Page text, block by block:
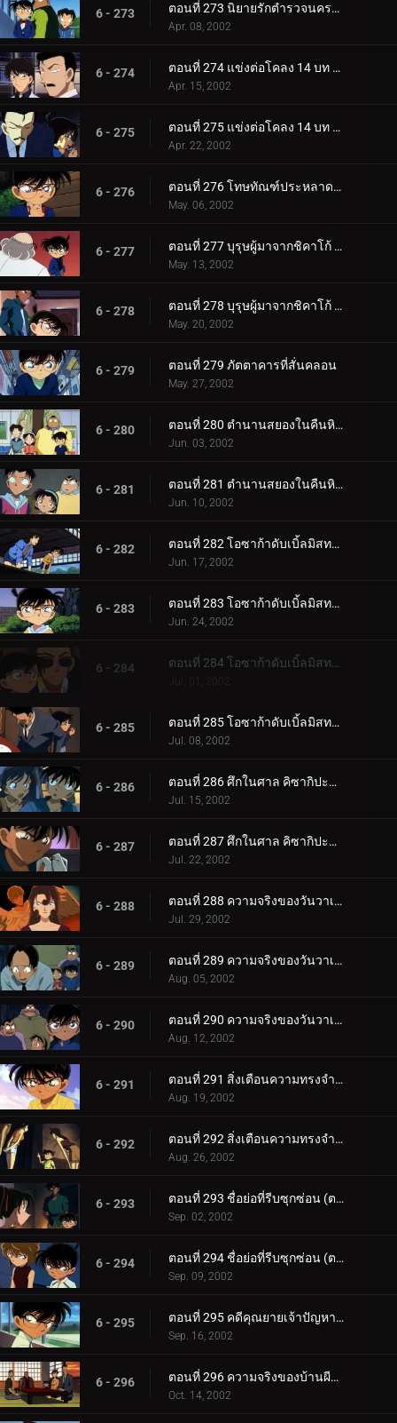
6 - 273 ตอนที่ 273 นิยายรักตำรวจนครบาล ภาค 4 (ตอนจบ)
Apr. 08, 2002
6 - 274 ตอนที่ 274 แข่งต่อโคลง 14 บท ที่มัตสึเอะทามะสิคุริ (ตอนแรก)
Apr. 15, 2002
6 - 275 ตอนที่ 275 แข่งต่อโคลง 14 บท ที่มัตสึเอะทามะสิคุริ (ตอนจบ)
Apr. 22, 2002
6 - 276 ตอนที่ 276 โทษทัณฑ์ประหลาดแบบนี้ก็มีด้วย
May. 06, 2002
6 - 277 ตอนที่ 277 บุรุษผู้มาจากชิคาโก้ (ตอนแรก)
May. 13, 2002
6 - 278 ตอนที่ 278 บุรุษผู้มาจากชิคาโก้ (ตอนจบ)
May. 20, 2002
6 - 279 ตอนที่ 279 ภัตตาคารที่สั่นคลอน
May. 27, 2002
6 - 280 ตอนที่ 280 ตำนานสยองในคืนหิมะตก (ตอนแรก)
Jun. 03, 2002
6 - 281 ตอนที่ 281 ตำนานสยองในคืนหิมะตก (ตอนจบ)
Jun. 10, 2002
6 - 282 ตอนที่ 282 โอซาก้าดับเบิ้ลมิสทรี่ นักดาบแห่งนานิวะกับปราสาทเจ้าพิภพ (ตอนพิเศษ ตอนแรก) ยอดนักสืบ_.
Jun. 17, 2002
6 - 283 ตอนที่ 283 โอซาก้าดับเบิ้ลมิสทรี่ นักดาบแห่งนานิวะกับปราสาทเจ้าพิภพ (ตอนพิเศษ ตอนที่ 2) ยอดนักสื__.
Jun. 24, 2002
6 - 284 ตอนที่ 284 โอซาก้าดับเบิ้ลมิสทรี่ นักดาบแห่งนานิวะกับปราสาทเจ้าพิภพ (ตอนพิเศษ ตอนที่ 3) ยอดนักสื__.
Jul. 01, 2002
6 - 285 ตอนที่ 285 โอซาก้าดับเบิ้ลมิสทรี่ นักดาบแห่งนานิวะกับปราสาทเจ้าพิภพ (ตอนพิเศษ ตอนจบ) ยอดนักสืบจ_.
Jul. 08, 2002
6 - 286 ตอนที่ 286 ศึกในศาล คิซากิปะทะโคโกโร่ (ตอนแรก)
Jul. 15, 2002
6 - 287 ตอนที่ 287 ศึกในศาล คิซากิปะทะโคโกโร่ (ตอนจบ)
Jul. 22, 2002
6 - 288 ตอนที่ 288 ความจริงของวันวาเลนไทน์ (ภาคคดี)
Jul. 29, 2002
6 - 289 ตอนที่ 289 ความจริงของวันวาเลนไทน์ (ภาคสืบสวน)
Aug. 05, 2002
6 - 290 ตอนที่ 290 ความจริงของวันวาเลนไทน์ (ภาคไขคดี)
Aug. 12, 2002
6 - 291 ตอนที่ 291 สิ่งเตือนความทรงจำจากคดีฆาตกรรม (ตอนแรก)
Aug. 19, 2002
6 - 292 ตอนที่ 292 สิ่งเตือนความทรงจำจากคดีฆาตกรรม (ตอนจบ)
Aug. 26, 2002
6 - 293 ตอนที่ 293 ชื่อย่อที่รีบซุกซ่อน (ตอนแรก)
Sep. 02, 2002
6 - 294 ตอนที่ 294 ชื่อย่อที่รีบซุกซ่อน (ตอนจบ)
Sep. 09, 2002
6 - 295 ตอนที่ 295 คดีคุณยายเจ้าปัญหาหายตัว
Sep. 16, 2002
6 - 296 ตอนที่ 296 ความจริงของบ้านผีสิง (ตอนแรก)
Oct. 14, 2002